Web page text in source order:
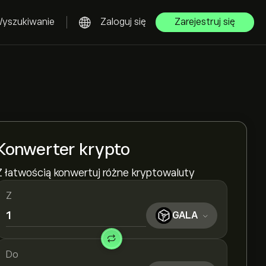
Zaloguj się Zarejestruj się
krypto
łatwością konwertuj różne kryptowaluty
Z
GALA
Do